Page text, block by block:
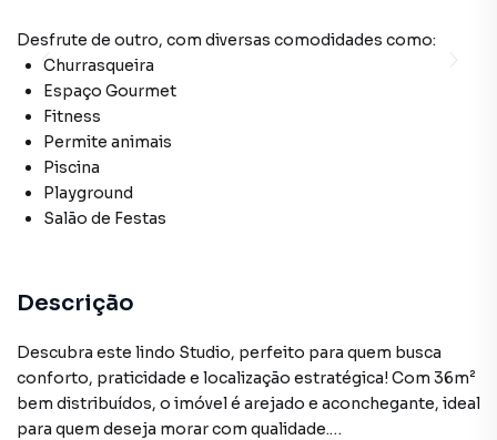
Desfrute de outro, com diversas comodidades como:
Churrasqueira
Espaço Gourmet
Fitness
Permite animais
Piscina
Playground
Salão de Festas
Descrição
Descubra este lindo Studio, perfeito para quem busca
conforto, praticidade e localização estratégica! Com 36m²
bem distribuídos, o imóvel é arejado e aconchegante, ideal
para quem deseja morar com qualidade.